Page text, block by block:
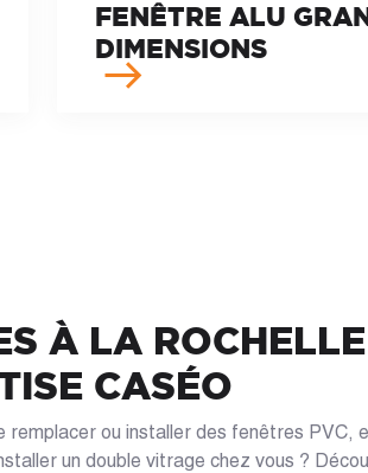
FENÊTRE ALU
DIMENSIONS
À LA
CASÉO
remplacer ou installer des fenêtres PVC,
un double vitrage chez vous ?